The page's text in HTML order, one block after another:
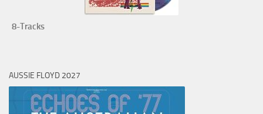
8-Tracks
AUSSIE FLOYD 2027